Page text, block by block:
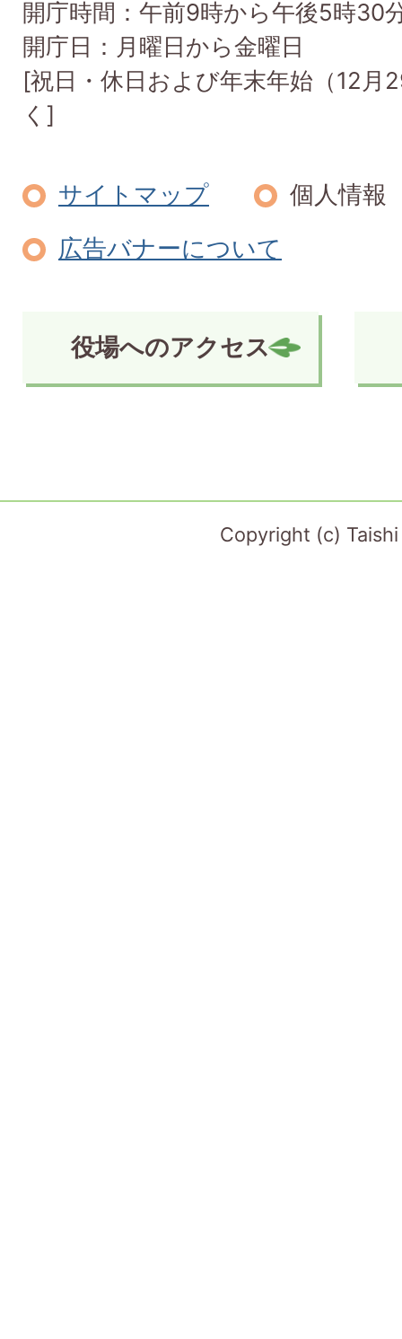
開庁時間：午前9時から午後5時30
開庁日：月曜日から金曜日
[祝日・休日および年末年始（12月
く]
サイトマップ
個人情報
広告バナーについて
役場へのアクセス
Copyright (c)